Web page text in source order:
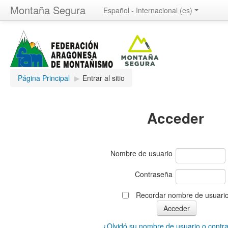
Montaña Segura Español - Internacional ‎(es)‎
Página Principal ▶︎ Entrar al sitio
Acceder
Nombre de usuario
Contraseña
Recordar nombre de usuario
¿Olvidó su nombre de usuario o